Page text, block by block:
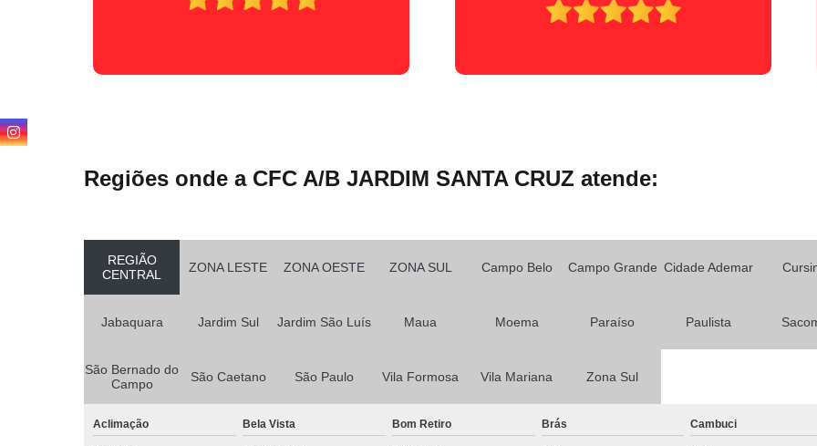
Curso Online Transporte de Passageiros
Mudar a Categoria da
Primeira Habilitação para Moto
1ª
Primeira Aula de Habilitação
Primeira Habilitação Aulas
Regiões onde a CFC A/B JARDIM SANTA CRUZ atende:
REGIÃO
CENTRAL
ZONA LESTE ZONA OESTE ZONA SUL Campo Belo Campo Grande Cidade Ademar
Jabaquara Jardim Sul Jardim São Luís Maua Moema Paraíso Paulista
São Bernado do
Campo
São Caetano São Paulo Vila Formosa Vila Mariana Zona Sul
Aclimação Bela Vista Bom Retiro Brás Cambuci